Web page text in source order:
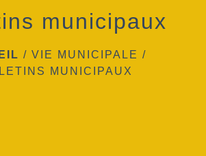
municipaux
/ VIE MUNICIPALE /
MUNICIPAUX